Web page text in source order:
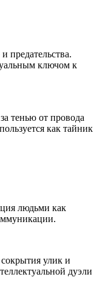
предательства.
ключом к
тенью от провода
как тайник
людьми как
улик и
дуэли